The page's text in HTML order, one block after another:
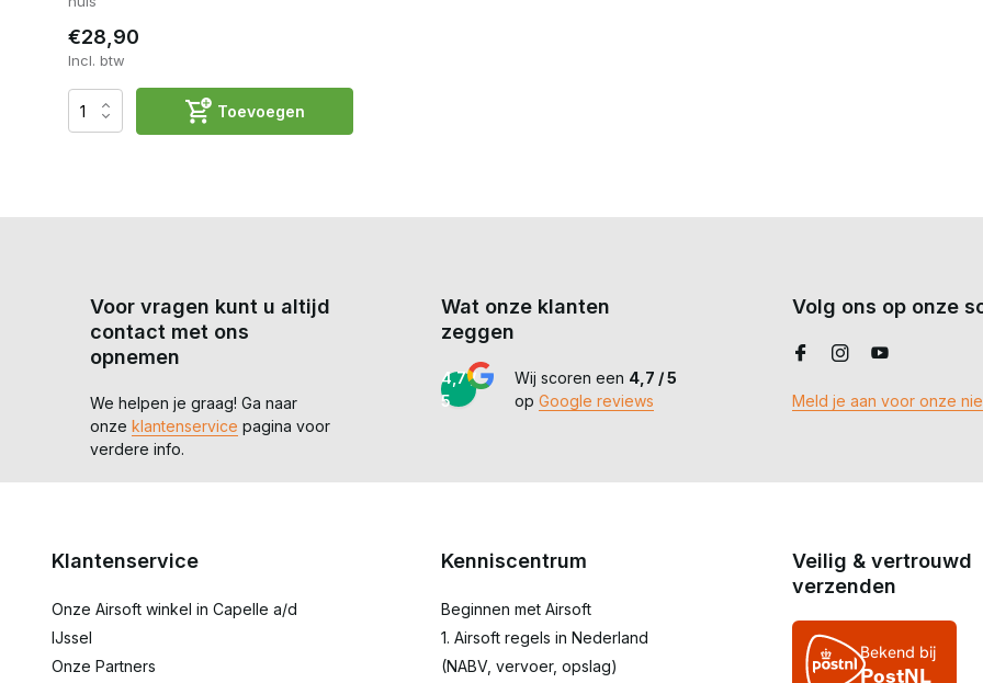
€28,90
Incl. btw
Toevoegen
Voor vragen kunt u altijd
contact met ons
opnemen
We helpen je graag! Ga naar
onze klantenservice pagina voor
verdere info.
Wat onze klanten
zeggen
4,7 /
5
Wij scoren een 4,7 / 5
op Google reviews
Volg ons op onze
Meld je aan voor onze
Klantenservice
Onze Airsoft winkel in Capelle a/d
IJssel
Onze Partners
Kenniscentrum
Beginnen met Airsoft
1. Airsoft regels in Nederland
(NABV, vervoer, opslag)
Veilig & vertrouwd
verzenden